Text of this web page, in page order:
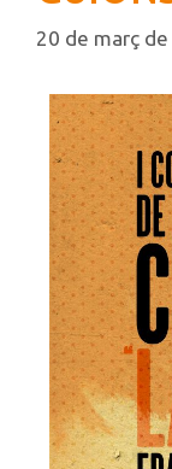
20 de març